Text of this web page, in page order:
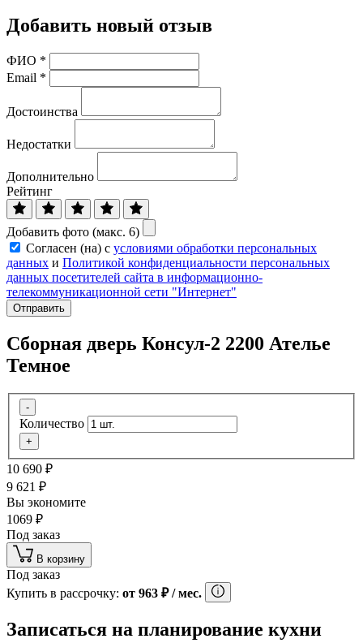
Добавить новый отзыв
ФИО *
Email *
Достоинства
Недостатки
Дополнительно
Рейтинг
Добавить фото (макс. 6)
Согласен (на) с условиями обработки персональных
данных и Политикой конфиденциальности персональных
данных посетителей сайта в информационно-
телекоммуникационной сети "Интернет"
Отправить
Сборная дверь Консул-2 2200 Ателье
Темное
-
Количество
+
10 690 ₽
9 621 ₽
Вы экономите
1069 ₽
Под заказ
В корзину
Под заказ
Купить в рассрочку: от 963 ₽/ мес.
Записаться на планирование кухни